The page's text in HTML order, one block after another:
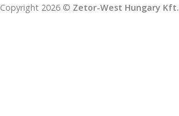
Copyright 2026 © Zetor-West Hungary Kft.